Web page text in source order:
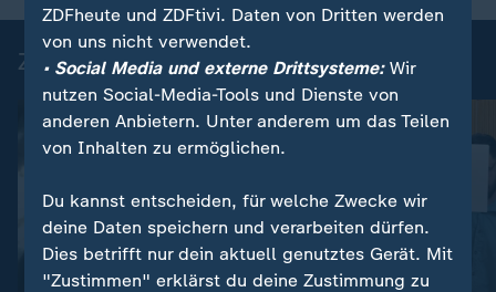
Zuletzt auf ZDFheute veröffentlicht
ZDFheute und ZDFtivi. Daten von Dritten werden
von uns nicht verwendet.
• Social Media und externe Drittsysteme:Wir
nutzen Social-Media-Tools und Dienste von
anderen Anbietern. Unter anderem um das Teilen
von Inhalten zu ermöglichen.
Du kannst entscheiden, für welche Zwecke wir
deine Daten speichern und verarbeiten dürfen.
Dies betrifft nur dein aktuell genutztes Gerät. Mit
"Zustimmen" erklärst du deine Zustimmung zu